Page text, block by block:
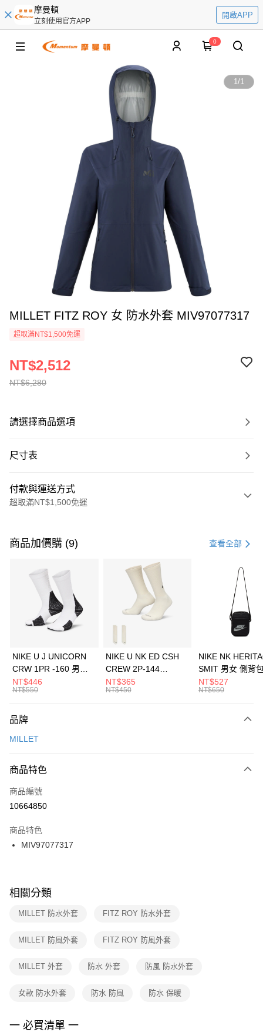
摩曼頓
立刻使用官方APP
開啟APP
0
1/1
MILLET FITZ ROY 女 防水外套 MIV97077317
超取滿NT$1,500免運
NT$6,280
NT$2,512
請選擇商品選項
尺寸表
付款與運送方式
超取滿NT$1,500免運
信用卡一次付款
3 期 0 利率 每期 21家銀行
合作金庫商業銀行
第一商業銀行
華南商業銀行
彰化商業銀行
上海商業儲蓄銀行
元大商業銀行
台灣樂天信用卡公司
Apple Pay
全盈+PAY
AFTEE先享後付
【關於「AFTEE先享後付」】
便利好安心！
３．安心：先確認商品／服務後，再付款。
【「AFTEE先享後付」結帳流程】
１．於結帳方式選擇「AFTEE先享後付」後，將跳轉至「AFTEE先享後付」
２．訂單成立數日內，您將收到繳費通知簡訊。
３．收到繳費通知簡訊後14天內，點擊此簡訊中的連結，可透過四大超商／
ATM／網路銀行／等多元方式進行付款，方視為交易完成。
※ 交易是否成功請以「AFTEE先享後付 」之結帳頁面顯示為準，若有關於
是否繳費成功／繳費後需取消欲退款等相關疑問，請聯繫「AFTEE先享後付
客戶支援中心」https://netprotections.freshdesk.com/support/home
１．透過由恩沛科技股份有限公司提供之「AFTEE先享後付」服務完成之交
權轉讓予恩沛科技股份有限公司。
３．未成年的使用者請事先徵得法定代理人或監護人之同意方可使用
４．使用「AFTEE先享後付」時，將依據個別帳號之用戶狀況，依本公司即
運送方式
每筆NT$100，滿NT$1,500(含以上)免運費
宅配
每筆NT$100，滿NT$1,500(含以上)免運費
付款後門市自取
每筆NT$100，滿NT$1,500(含以上)免運費
商品加價購 (9) 查看全部
NIKE U J UNICORN
CRW 1PR -160 男女
中統襪 FZ3393100
NT$446
NT$550
NIKE U NK ED CSH
CREW 2P-144
EMBRDY 男女 短統襪
FZ3073133
NT$365
NT$450
NIKE NK
SMIT 男女 側背
BA5871010
NT$527
NT$650
品牌
MILLET
商品特色
商品編號
10664850
商品特色
MIV97077317
相關分類
MILLET 防水外套 FITZ ROY 防水外套
MILLET 防風外套 FITZ ROY 防風外套
MILLET 外套 防水 外套 防風 防水外套
女款 防水外套 防水 防風 防水 保暖
一 必買清單 一